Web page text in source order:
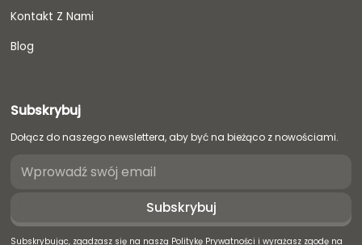
Kontakt Z Nami
Blog
Subskrybuj
Dołącz do naszego newslettera, aby być na bieżąco z nowościami.
Subskrybując, zgadzasz się na naszą Politykę Prywatności i wyrażasz zgodę na